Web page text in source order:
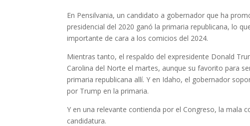
En Pensilvania, un candidato a gobernador que ha
presidencial del 2020 ganó la primaria republicana, lo
importante de cara a los comicios del 2024.
Mientras tanto, el respaldo del expresidente Donald
Carolina del Norte el martes, aunque su favorito para
primaria republicana allí. Y en Idaho, el gobernador
por Trump en la primaria.
Y en una relevante contienda por el Congreso, la mala
candidatura.